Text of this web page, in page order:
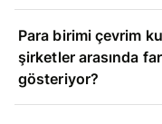
Para birimi çevrim
şirketler arasında
gösteriyor?